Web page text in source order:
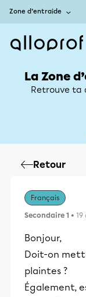
Zone d’entraide
La Zone
Retrouve ta
Retour
Français
Secondaire 1 •
Bonjour,
Doit-on
plaintes ?
Également,